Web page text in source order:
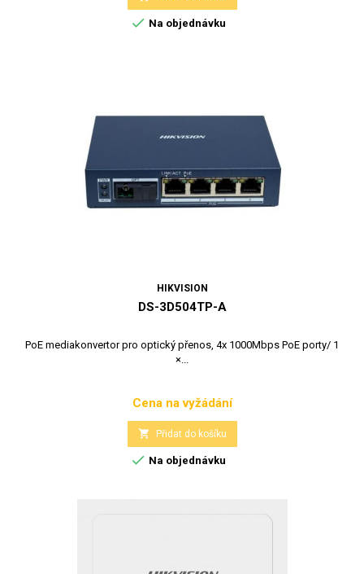
 Na objednávku
HIKVISION
DS-3D504TP-A
PoE mediakonvertor pro optický přenos, 4x 1000Mbps PoE porty/ 1
×...
Cena
Cena na vyžádání
 Přidat do košíku
 Na objednávku